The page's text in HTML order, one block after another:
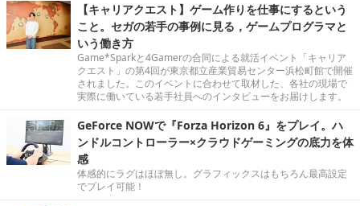
【キャリアクエスト】ゲーム作りを仕事にするという
こと。セガの若手の事例に見る，ゲームプログラマと
いう働き方
Game*Sparkと4Gamerの合同による就活イベント「キャリア
クエスト」の第4回が東京都立産業貿易センター浜松町館で開催
されました。このイベントに合わせて取材した、各社の現場で
実際に働いている若手社員へのインタビューをお届けします。
GeForce NOWで『Forza Horizon 6』をプレイ。ハ
ンドルコントローラー×クラウドゲーミングの底力を体
感
体感的にラグはほぼ無し。グラフィックスはもちろん最高設定
でプレイ可能！